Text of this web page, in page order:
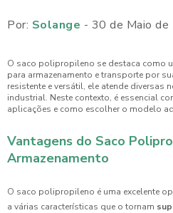
Por: Solange - 30 de Maio
O saco polipropileno se destaca como
para armazenamento e transporte por
resistente e versátil, ele atende diversas
industrial. Neste contexto, é essencial
aplicações e como escolher o modelo
Vantagens do Saco
Armazenamento
O saco polipropileno é uma excelente
a várias características que o tornam